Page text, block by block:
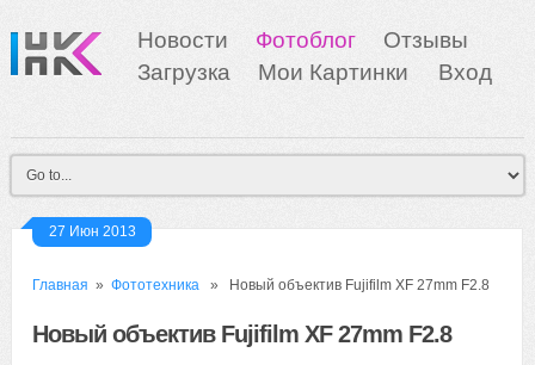
Новости Фотоблог
Отзывы
Загрузка
Мои Картинки Вход
27 Июн 2013
Главная »Фототехника » Новый объектив Fujifilm XF 27mm F2.8
Новый объектив Fujifilm XF 27mm F2.8